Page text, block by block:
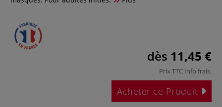
dès 11,45 €
Prix TTC Info frais.
Acheter ce Produit